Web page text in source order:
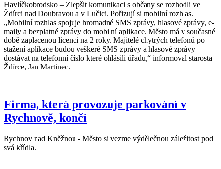
Havlíčkobrodsko – Zlepšit komunikaci s občany se rozhodli ve
Ždírci nad Doubravou a v Lučici. Pořizují si mobilní rozhlas.
„Mobilní rozhlas spojuje hromadné SMS zprávy, hlasové zprávy, e-
maily a bezplatné zprávy do mobilní aplikace. Město má v současné
době zaplacenou licenci na 2 roky. Majitelé chytrých telefonů po
stažení aplikace budou veškeré SMS zprávy a hlasové zprávy
dostávat na telefonní číslo které ohlásili úřadu,“ informoval starosta
Ždírce, Jan Martinec.
Firma, která provozuje parkování v
Rychnově, končí
Rychnov nad Kněžnou - Město si vezme výdělečnou záležitost pod
svá křídla.